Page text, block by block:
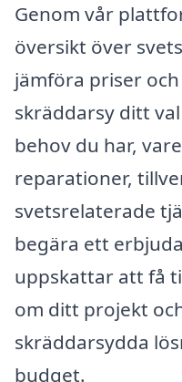
Genom vår
översikt över
jämföra priser
skräddarsy ditt
behov du har,
reparationer,
svetsrelaterade
begära ett
uppskattar att få
om ditt projekt
skräddarsydda
budget.